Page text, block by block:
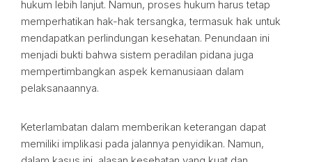
hukum lebih lanjut. Namun, proses hukum harus tetap
memperhatikan hak-hak tersangka, termasuk hak untuk
mendapatkan perlindungan kesehatan. Penundaan ini
menjadi bukti bahwa sistem peradilan pidana juga
mempertimbangkan aspek kemanusiaan dalam
pelaksanaannya.
Keterlambatan dalam memberikan keterangan dapat
memiliki implikasi pada jalannya penyidikan. Namun,